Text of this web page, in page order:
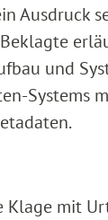
Ausdruck
und
Systems
Klage mit